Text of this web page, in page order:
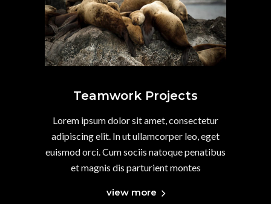
Teamwork Projects
Lorem ipsum dolor sit amet, consectetur
adipiscing elit. In ut ullamcorper leo, eget
euismod orci. Cum sociis natoque penatibus
et magnis dis parturient montes
view more